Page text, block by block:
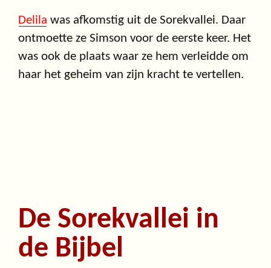
Delila was afkomstig uit de Sorekvallei. Daar
ontmoette ze Simson voor de eerste keer. Het
was ook de plaats waar ze hem verleidde om
haar het geheim van zijn kracht te vertellen.
De Sorekvallei in
de Bijbel